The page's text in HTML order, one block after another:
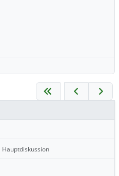
Hauptdiskussion